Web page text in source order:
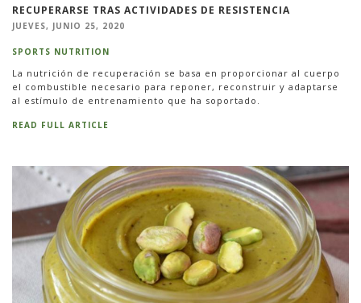
RECUPERARSE TRAS ACTIVIDADES DE RESISTENCIA
JUEVES, JUNIO 25, 2020
SPORTS NUTRITION
La nutrición de recuperación se basa en proporcionar al cuerpo
el combustible necesario para reponer, reconstruir y adaptarse
al estímulo de entrenamiento que ha soportado.
READ FULL ARTICLE